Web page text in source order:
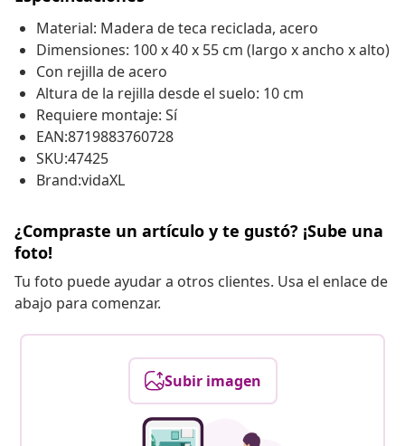
Material: Madera de teca reciclada, acero
Dimensiones: 100 x 40 x 55 cm (largo x ancho x alto)
Con rejilla de acero
Altura de la rejilla desde el suelo: 10 cm
Requiere montaje: Sí
EAN:8719883760728
SKU:47425
Brand:vidaXL
¿Compraste un artículo y te gustó? ¡Sube una
foto!
Tu foto puede ayudar a otros clientes. Usa el enlace de
abajo para comenzar.
Subir imagen